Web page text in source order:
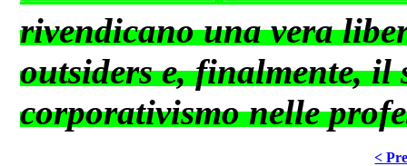
rivendicano una vera
outsiders e, finalmente, il
corporativismo nelle
<